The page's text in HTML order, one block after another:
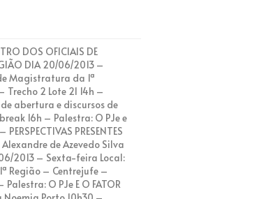
DOS OFICIAIS DE
DIA 20/06/2013 –
Magistratura da 1ª
Trecho 2 Lote 21 14h –
abertura e discursos de
16h – Palestra: O PJe e
PRESENTES
Alexandre de Azevedo Silva
2013 – Sexta-feira Local:
Região – Centrejufe –
Palestra: O PJe E O FATOR